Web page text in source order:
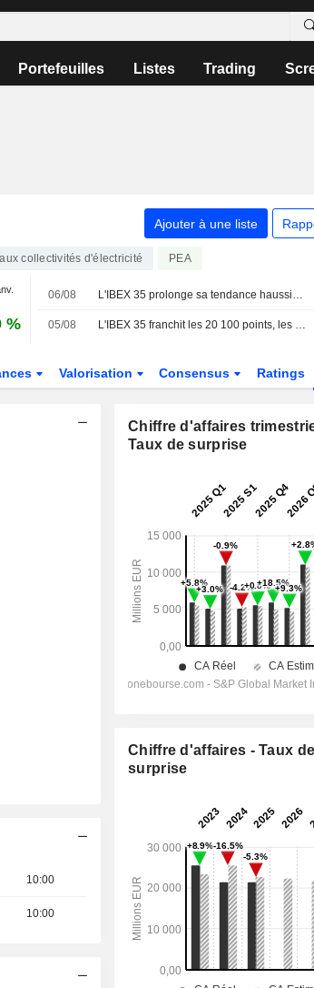
Portefeuilles Listes Trading
Ajouter à une liste
collectivités d'électricité PEA
%
06/08 L'IBEX 35 prolonge sa tendance haussière dans l'espoir d'un accord entre les États-Unis et l'Iran
05/08 L'IBEX 35 franchit les 20 100 points, les yeux rivés sur le secteur technologique et la géopolitique
Valorisation Consensus Ratings
10:00
10:00
Chiffre d'affaires
Taux de surprise
Chiffre d'affaires - Taux de
surprise